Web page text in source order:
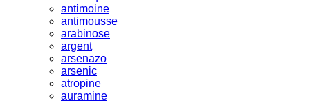
antimoine
antimousse
arabinose
argent
arsenazo
arsenic
atropine
auramine